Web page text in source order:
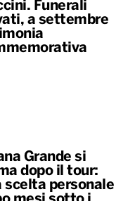
Funerali
a settembre
Grande si
dopo il tour:
scelta personale